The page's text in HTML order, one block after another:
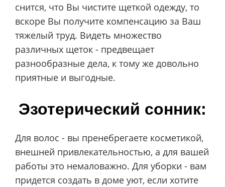
снится, что Вы чистите щеткой одежду, то
вскоре Вы получите компенсацию за Ваш
тяжелый труд. Видеть множество
различных щеток - предвещает
разнообразные дела, к тому же довольно
приятные и выгодные.
Эзотерический сонник:
Для волос - вы пренебрегаете косметикой,
внешней привлекательностью, а для вашей
работы это немаловажно. Для уборки - вам
придется создать в доме уют, если хотите